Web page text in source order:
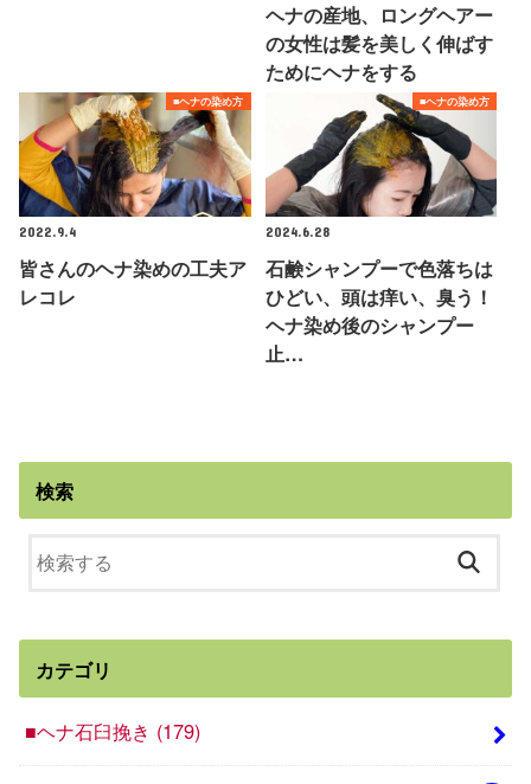
ヘナの産地、ロングヘアー
の女性は髪を美しく伸ばす
ためにヘナをする
■ヘナの染め方
2022.9.4
皆さんのヘナ染めの工夫ア
レコレ
■ヘナの染め方
2024.6.28
石鹸シャンプーで色落ちは
ひどい、頭は痒い、臭う！
ヘナ染め後のシャンプー
止…
検索
カテゴリ
■ヘナ石臼挽き (179)